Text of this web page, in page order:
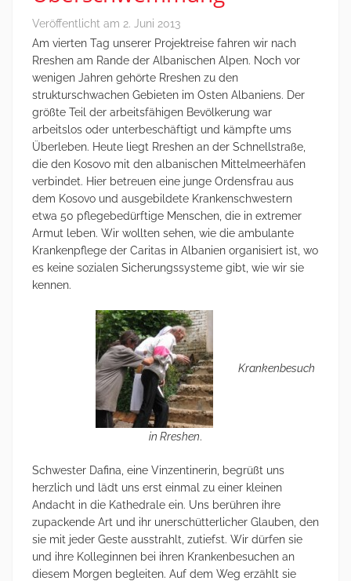
Veröffentlicht am 2. Juni 2013
Am vierten Tag unserer Projektreise fahren wir nach
Rreshen am Rande der Albanischen Alpen. Noch vor
wenigen Jahren gehörte Rreshen zu den
strukturschwachen Gebieten im Osten Albaniens. Der
größte Teil der arbeitsfähigen Bevölkerung war
arbeitslos oder unterbeschäftigt und kämpfte ums
Überleben. Heute liegt Rreshen an der Schnellstraße,
die den Kosovo mit den albanischen Mittelmeerhäfen
verbindet. Hier betreuen eine junge Ordensfrau aus
dem Kosovo und ausgebildete Krankenschwestern
etwa 50 pflegebedürftige Menschen, die in extremer
Armut leben. Wir wollten sehen, wie die ambulante
Krankenpflege der Caritas in Albanien organisiert ist, wo
es keine sozialen Sicherungssysteme gibt, wie wir sie
kennen.
Krankenbesuch
in Rreshen.
Schwester Dafina, eine Vinzentinerin, begrüßt uns
herzlich und lädt uns erst einmal zu einer kleinen
Andacht in die Kathedrale ein. Uns berühren ihre
zupackende Art und ihr unerschütterlicher Glauben, den
sie mit jeder Geste ausstrahlt, zutiefst. Wir dürfen sie
und ihre Kolleginnen bei ihren Krankenbesuchen an
diesem Morgen begleiten. Auf dem Weg erzählt sie